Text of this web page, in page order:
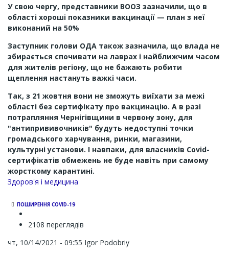
У свою чергу, представники ВООЗ зазначили, що в
області хороші показники вакцинації — план з неї
виконаний на 50%
Заступник голови ОДА також зазначила, що влада не
збирається спочивати на лаврах і найближчим часом
для жителів регіону, що не бажають робити
щеплення настануть важкі часи.
Так, з 21 жовтня вони не зможуть виїхати за межі
області без сертифікату про вакцинацію. А в разі
потрапляння Чернігівщини в червону зону, для
"антипрививочників" будуть недоступні точки
громадського харчування, ринки, магазини,
культурні установи. І навпаки, для власників Сovid-
сертифікатів обмежень не буде навіть при самому
жорсткому карантині.
Channel
Здоров'я і медицина
ПОШИРЕННЯ COVID-19
2108 переглядів
чт, 10/14/2021 - 09:55 Igor Podobriy